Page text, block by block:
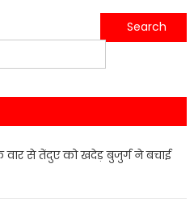
बीजेपी प्रदेश प्रवक्ता बनने के बाद हेमंत द्विवेदी पहली बार पहुचे हल्द्वानी ..
वार से तेंदुए को खदेड़ बुजुर्ग ने बचाई